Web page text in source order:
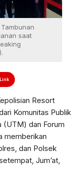
saat
Resort
Komunitas Publik
(UTM) dan Forum
memberikan
dan Polsek
Jum’at,